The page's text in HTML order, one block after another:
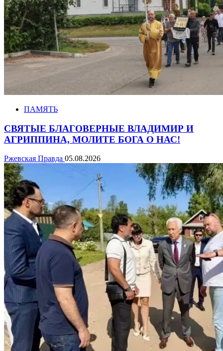
ПАМЯТЬ
СВЯТЫЕ БЛАГОВЕРНЫЕ ВЛАДИМИР И
АГРИППИНА, МОЛИТЕ БОГА О НАС!
Ржевская Правда 05.08.2026